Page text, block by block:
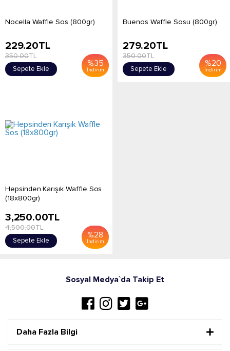
Nocella Waffle Sos (800gr)
%35
İndirim
229.20TL
350.00TL
Sepete Ekle
Buenos Waffle Sosu (800gr)
%20
İndirim
279.20TL
350.00TL
Sepete Ekle
Hepsinden Karışık Waffle Sos
(18x800gr)
%28
İndirim
3,250.00TL
4,500.00TL
Sepete Ekle
Sosyal Medya`da Takip Et
Daha Fazla Bilgi